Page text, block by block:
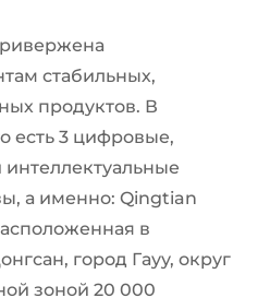
стабильных,
продуктов. В
есть 3 цифровые,
а именно: Qingtian
в
город Гауу, округ
зоной 20 000